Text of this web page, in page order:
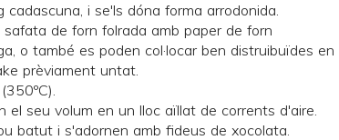
i se'ls dóna forma arrodonida.
safata de forn folrada amb paper de forn
o també es poden col·locar ben distruibuïdes en
prèviament untat.
el seu volum en un lloc aïllat de corrents d'aire.
batut i s'adornen amb fideus de xocolata.